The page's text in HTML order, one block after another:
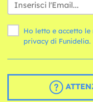
Ho letto e accetto
privacy di Funidelia.